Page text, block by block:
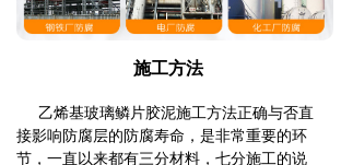
施工方法
乙烯基玻璃鳞片胶泥施工方法正确与否直
接影响防腐层的防腐寿命，是非常重要的环
节，一直以来都有三分材料，七分施工的说